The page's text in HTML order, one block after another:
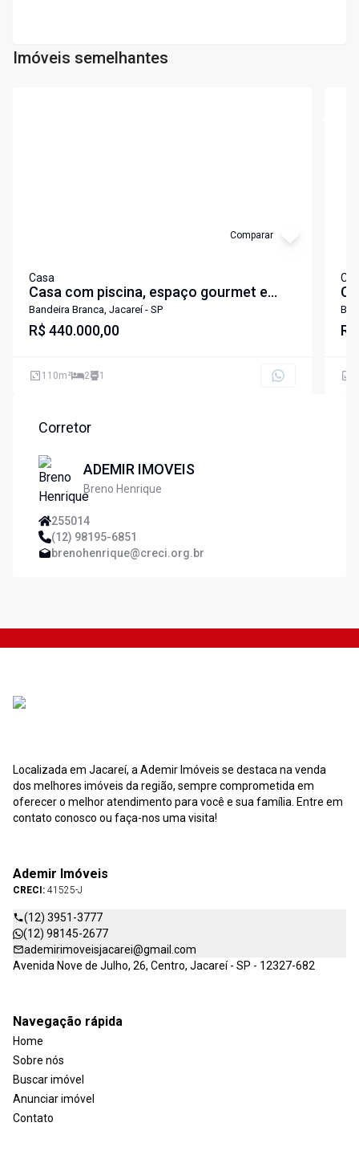
Imóveis semelhantes
Comparar
Casa
Casa com piscina, espaço gourmet e
escritório à venda no Bandeira Branca -
Jacareí-SP
Bandeira Branca, Jacareí - SP
R$ 440.000,00
110m² 2 1
Corretor
ADEMIR IMOVEIS
Breno Henrique
255014
(12) 98195-6851
brenohenrique@creci.org.br
Localizada em Jacareí, a Ademir Imóveis se destaca na venda
dos melhores imóveis da região, sempre comprometida em
oferecer o melhor atendimento para você e sua família. Entre em
contato conosco ou faça-nos uma visita!
Ademir Imóveis
CRECI: 41525-J
(12) 3951-3777
(12) 98145-2677
ademirimoveisjacarei@gmail.com
Avenida Nove de Julho, 26, Centro, Jacareí - SP - 12327-682
Navegação rápida
Home
Sobre nós
Buscar imóvel
Anunciar imóvel
Contato